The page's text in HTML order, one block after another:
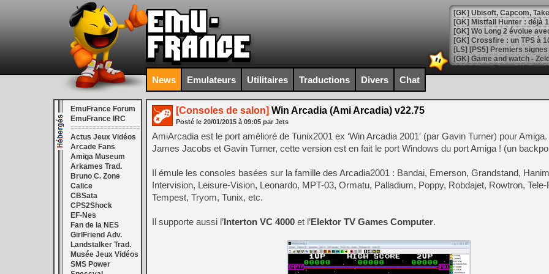
[GK] Mistfall Hunter : déjà
[GK] Wo Long 2 évolue
[GK] Crossfire : un TPS à
[LS] [PS5] Premiers
[Mo5] DOOM arrive en
[GK] Bethesda fête les 30
[GK] Roblox : l'action en
[GK] Agenda - GeForce
[GK] Devolver Digital en a
[LS] [PS5] ps5-y2jb-
[GK] Pourquoi Marvel
[GK] Test : Restory : Chill
[GK] GTA 6 : Rockstar
[GK] Hot Wheels Infinite
[GK] Mémoire cash -
[GK] Résultats Nintendo :
News Emulateurs Utilitaires Traductions Divers Chat
EmuFrance Forum
EmuFrance IRC
===================
Actus Jeux Vidéos
Arcade Fans
Amiga Museum
Arkames Trad.
Bruno C. Zone
Calice
CBSata
CPS2Shock
EF-Nes
Fan de la NES
GirlFriend Adv.
Landstalker Trad.
Musée Jeux Vidéos
SMS Power
[Consoles de salon] Win Arcadia (Ami Arcadia) v22.75
Posté le 20/01/2015 à 09:05 par Jets
AmiArcadia est le port amélioré de Tunix2001 ex ‘Win Arcadia 2001′ (par Gavin Turner) pour
James Jacobs et Gavin Turner, cette version est en fait le port Windows du port Amiga ! (un
Il émule les consoles basées sur la famille des Arcadia2001 : Bandai, Emerson, Grandstand,
Intervision, Leisure-Vision, Leonardo, MPT-03, Ormatu, Palladium, Poppy, Robdajet, Rowtron, Tele-
Tempest, Tryom, Tunix, etc.
Il supporte aussi l’Interton VC 4000 et l’Elektor TV Games Computer.